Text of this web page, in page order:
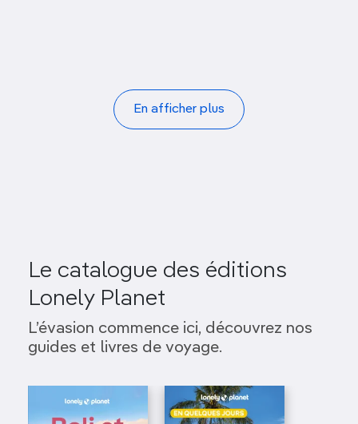
En afficher plus
Le catalogue des éditions
Lonely Planet
L’évasion commence ici, découvrez nos
guides et livres de voyage.